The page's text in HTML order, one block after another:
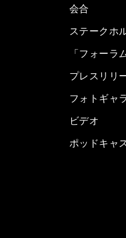
会合
ステークホ
「フォーラ
プレスリリ
フォトギャ
ビデオ
ポッドキャ